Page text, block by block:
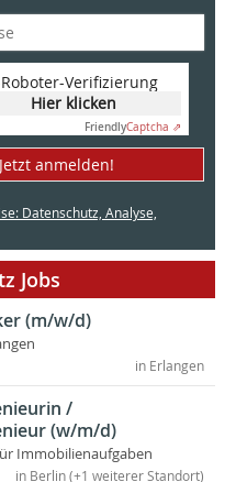
Verifizierung
Hier klicken
FriendlyCaptcha ⇗
anmelden!
Datenschutz, Analyse,
Jobs
(m/w/d)
in Erlangen
/
(w/m/d)
Immobilienaufgaben
in Berlin (+1 weiterer Standort)